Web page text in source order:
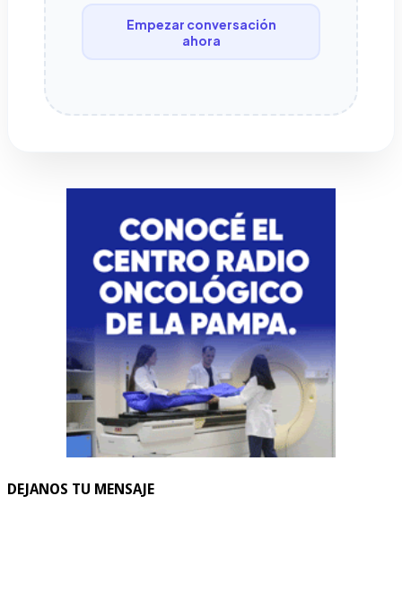
Empezar conversación
ahora
DEJANOS TU MENSAJE